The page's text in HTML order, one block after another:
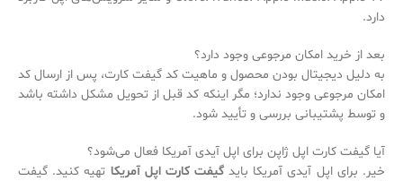
دارد.
بعد از خرید امکان مرجوعی وجود دارد؟
به دلیل دیجیتال بودن محصول و ماهیت کد گیفت کارت، پس از ارسال کد
امکان مرجوعی وجود ندارد؛ مگر اینکه کد قبل از تحویل مشکل داشته باشد
و توسط پشتیبانی بررسی و تأیید شود.
آیا گیفت کارت اپل ژاپن برای اپل آیدی آمریکا فعال می‌شود؟
خیر. برای اپل آیدی آمریکا باید گیفت کارت اپل آمریکا تهیه کنید. گیفت